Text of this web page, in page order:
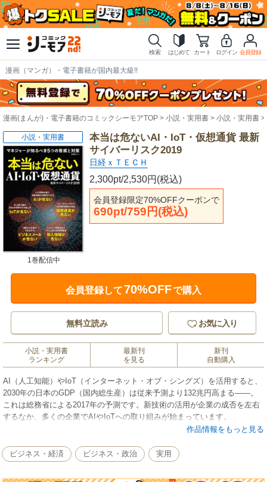
検索 はじめて カート ログイン 会員登録
漫画（マンガ）・電子書籍が国内最大級!!
漫画(まんが)・電子書籍のコミックシーモアTOP 小説・実用書 小説・実用書
本当は危ないAI・IoT・仮想通貨 最新
サイバーリスク2019
日経ｘＴＥＣＨ
2,300pt/2,530円(税込)
会員登録限定70%OFFクーポンで
690pt/759円(税込)
小説・実用書
1巻配信中
会員登録して70%OFFで購入
無料立読み お気に入り
小説・実用書
ランキング
最新刊
を見る
新刊
自動購入
AI（人工知能）やIoT（インターネット・オブ・シングズ）を活用すると、
2030年の日本のGDP（国内総生産）は従来予測より132兆円高まる――。
これは総務省による2017年の予測です。新技術の活用が企業の成否を左右
するなか、多くの企業でAIやIoTへの取り組みが始まっています。
IoTのセキュリティの甘さを突く大規模攻撃が次第に増えてきているのをご
存知でしょうか。次の金融インフラの一翼を担うと期待が集まる仮想通貨
にもサイバー攻撃が殺到し、2018年1月には580億円相当の仮想通貨が流出
作品情報をもっと見る
ビジネス・経済 ビジネス・政治 実用